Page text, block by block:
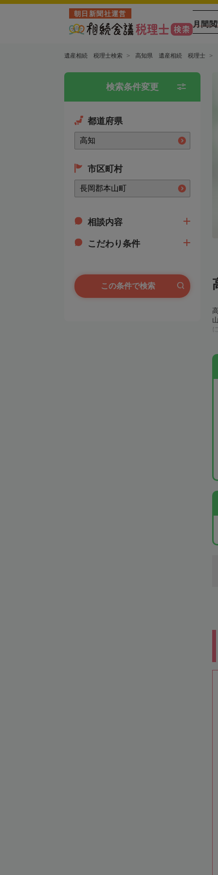
朝日新聞社運営
月間
遺産相続 税理士検索 高知県 遺産相続 税理士
検索条件変更
都道府県
市区町村
相談内容
こだわり条件
この条件で検索